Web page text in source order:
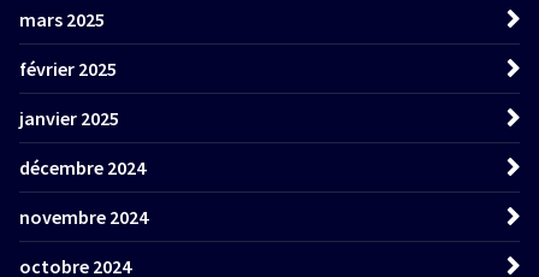
mars 2025
février 2025
janvier 2025
décembre 2024
novembre 2024
octobre 2024